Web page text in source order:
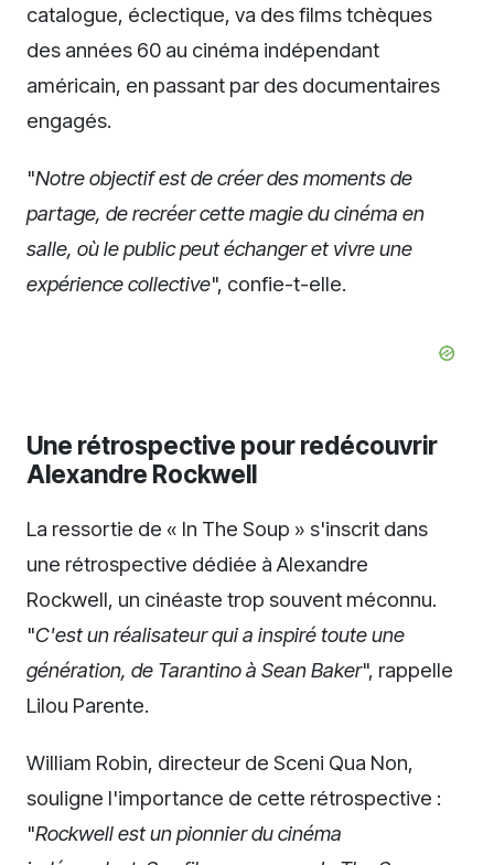
catalogue, éclectique, va des films tchèques
des années 60 au cinéma indépendant
américain, en passant par des documentaires
engagés.
"Notre objectif est de créer des moments de
partage, de recréer cette magie du cinéma en
salle, où le public peut échanger et vivre une
expérience collective", confie-t-elle.
Une rétrospective pour redécouvrir
Alexandre Rockwell
La ressortie de « In The Soup » s'inscrit dans
une rétrospective dédiée à Alexandre
Rockwell, un cinéaste trop souvent méconnu.
"C'est un réalisateur qui a inspiré toute une
génération, de Tarantino à Sean Baker", rappelle
Lilou Parente.
William Robin, directeur de Sceni Qua Non,
souligne l'importance de cette rétrospective :
"Rockwell est un pionnier du cinéma